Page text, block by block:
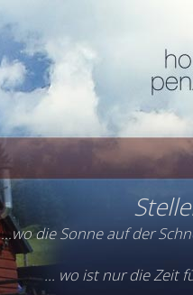
…wo die Sonne auf der
... wo ist nur die Zeit